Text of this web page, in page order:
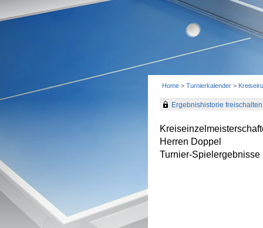
Home > Turnierkalender >
Ergebnishistorie freischalten
Herren Doppel
Turnier-Spielergebnisse